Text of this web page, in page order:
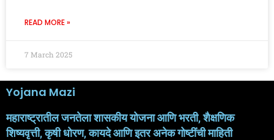
READ MORE »
7 March 2025
Yojana Mazi
महाराष्ट्रातील जनतेला शासकीय योजना आणि भरती, शैक्षणिक
शिष्यवृत्ती, कृषी धोरण, कायदे आणि इतर अनेक गोष्टींची माहिती